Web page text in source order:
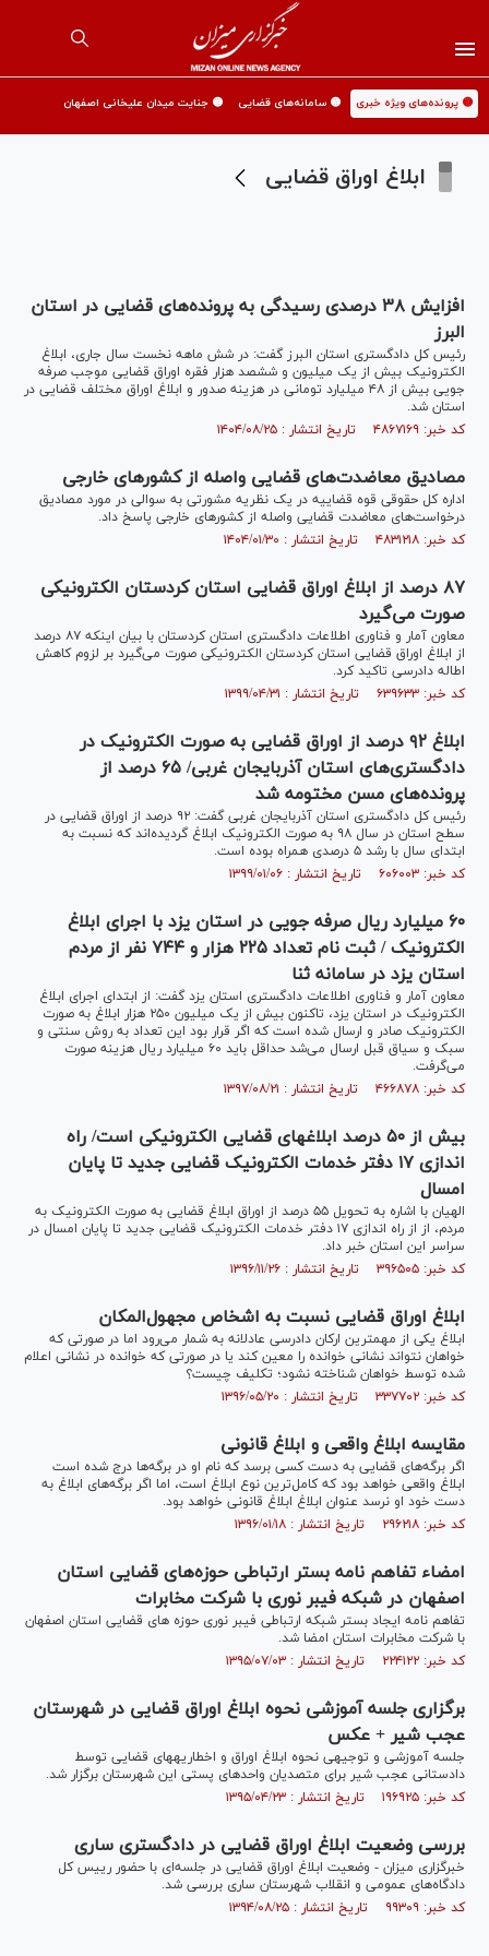
🟡 پرونده‌های ویژه خبری 🟡 سامانه‌های قضایی 🟡 جنایت میدان علیخانی اصفهان
ابلاغ اوراق قضایی
افزایش ۳۸ درصدی رسیدگی به پرونده‌های قضایی در استان
البرز
رئیس کل دادگستری استان البرز گفت: در شش ماهه نخست سال جاری، ابلاغ
الکترونیک بیش از یک میلیون و ششصد هزار فقره اوراق قضایی موجب صرفه
جویی بیش از ۴۸ میلیارد تومانی در هزینه صدور و ابلاغ اوراق مختلف قضایی در
استان شد.
کد خبر: ۴۸۶۷۱۶۹ تاریخ انتشار : ۱۴۰۴/۰۸/۲۵
مصادیق معاضدت‌های قضایی واصله از کشور‌های خارجی
اداره کل حقوقی قوه قضاییه در یک نظریه مشورتی به سوالی در مورد مصادیق
درخواست‌های معاضدت قضایی واصله از کشور‌های خارجی پاسخ داد.
کد خبر: ۴۸۳۱۲۱۸ تاریخ انتشار : ۱۴۰۴/۰۱/۳۰
۸۷ درصد از ابلاغ اوراق قضایی استان کردستان الکترونیکی
صورت می‌گیرد
معاون آمار و فناوری اطلاعات دادگستری استان کردستان با بیان اینکه ۸۷ درصد
از ابلاغ اوراق قضایی استان کردستان الکترونیکی صورت می‌گیرد بر لزوم کاهش
اطاله دادرسی تاکید کرد.
کد خبر: ۶۳۹۶۳۳ تاریخ انتشار : ۱۳۹۹/۰۴/۳۱
ابلاغ ۹۲ درصد از اوراق قضایی به صورت الکترونیک در
دادگستری‌های استان آذربایجان غربی/ ۶۵ درصد از
پرونده‌های مسن مختومه شد
رئیس کل دادگستری استان آذربایجان غربی گفت: ۹۲ درصد از اوراق قضایی در
سطح استان در سال ۹۸ به صورت الکترونیک ابلاغ گردیده‌اند که نسبت به
ابتدای سال با رشد ۵ درصدی همراه بوده است.
کد خبر: ۶۰۶۰۰۳ تاریخ انتشار : ۱۳۹۹/۰۱/۰۶
۶۰ میلیارد ریال صرفه جویی در استان یزد با اجرای ابلاغ
الکترونیک / ثبت نام تعداد ۲۲۵ هزار و ۷۴۴ نفر از مردم
استان یزد در سامانه ثنا
معاون آمار و فناوری اطلاعات دادگستری استان یزد گفت: از ابتدای اجرای ابلاغ
الکترونیک در استان یزد، تاکنون بیش از یک میلیون ۲۵۰ هزار ابلاغ به صورت
الکترونیک صادر و ارسال شده است که اگر قرار بود این تعداد به روش سنتی و
سبک و سیاق قبل ارسال می‌شد حداقل باید ۶۰ میلیارد ریال هزینه صورت
می‌گرفت.
کد خبر: ۴۶۶۸۷۸ تاریخ انتشار : ۱۳۹۷/۰۸/۲۱
بیش از ۵۰ درصد ابلاغ‎های قضایی الکترونیکی است/ راه
اندازی ۱۷ دفتر خدمات الکترونیک قضایی جدید تا پایان
امسال
الهیان با اشاره به تحویل ۵۵ درصد از اوراق ابلاغ قضایی به صورت الکترونیک به
مردم، از از راه اندازی ۱۷ دفتر خدمات الکترونیک قضایی جدید تا پایان امسال در
سراسر این استان خبر داد.
کد خبر: ۳۹۶۵۰۵ تاریخ انتشار : ۱۳۹۶/۱۱/۲۶
ابلاغ اوراق قضایی نسبت به اشخاص مجهول‌المکان
ابلاغ یکی از مهمترین ارکان دادرسی عادلانه به شمار می‌رود اما در صورتی که
خواهان نتواند نشانی خوانده را معین کند یا در صورتی که خوانده در نشانی اعلام
شده توسط خواهان شناخته نشود؛ تکلیف چیست؟
کد خبر: ۳۳۷۷۰۲ تاریخ انتشار : ۱۳۹۶/۰۵/۲۰
مقايسه ابلاغ واقعى و ابلاغ قانونى
اگر برگه‌های قضایی به دست کسی برسد که نام او در برگه‌ها درج شده است
ابلاغ واقعی خواهد بود که کامل‌ترین نوع ابلاغ است، اما اگر برگه‌های ابلاغ به
دست خود او نرسد عنوان ابلاغ ابلاغ قانونی خواهد بود.
کد خبر: ۲۹۶۲۱۸ تاریخ انتشار : ۱۳۹۶/۰۱/۱۸
امضاء تفاهم نامه بستر ارتباطی حوزه‌های قضایی استان
اصفهان در شبکه فیبر نوری با شرکت مخابرات
تفاهم نامه ایجاد بستر شبکه ارتباطی فیبر نوری حوزه های قضایی استان اصفهان
با شرکت مخابرات استان امضا شد.
کد خبر: ۲۲۴۱۲۲ تاریخ انتشار : ۱۳۹۵/۰۷/۰۳
برگزاری جلسه آموزشی نحوه ابلاغ اوراق قضایی در شهرستان
عجب شیر + عکس
جلسه آموزشی و توجیهی نحوه ابلاغ اوراق و اخطاریه‎های قضایی توسط
دادستانی عجب شیر برای متصدیان واحدهای پستی این شهرستان برگزار شد.
کد خبر: ۱۹۶۹۲۵ تاریخ انتشار : ۱۳۹۵/۰۴/۲۳
بررسی وضعیت ابلاغ اوراق قضایی در دادگستری ساری
خبرگزاری میزان - وضعیت ابلاغ اوراق قضایی در جلسه‌ای با حضور رییس کل
دادگاه‌های عمومی و انقلاب شهرستان ساری بررسی شد.
کد خبر: ۹۹۳۰۹ تاریخ انتشار : ۱۳۹۴/۰۸/۲۵